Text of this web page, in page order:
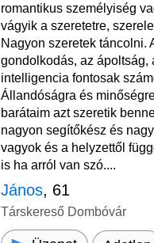
romantikus személyiség
vágyik a szeretetre,
Nagyon szeretek táncolni.
gondolkodás, az ápoltság,
intelligencia fontosak
Állandóságra és
barátaim azt szeretik
nagyon segítőkész és
vagyok és a helyzettől
is ha arról van szó....
János, 61
Társkereső Dombóvár